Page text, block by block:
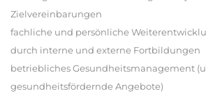
Zielvereinbarungen
fachliche und persönliche
durch interne und externe Fortbildungen
betriebliches Gesundheitsmanagement
gesundheitsfördernde Angebote)